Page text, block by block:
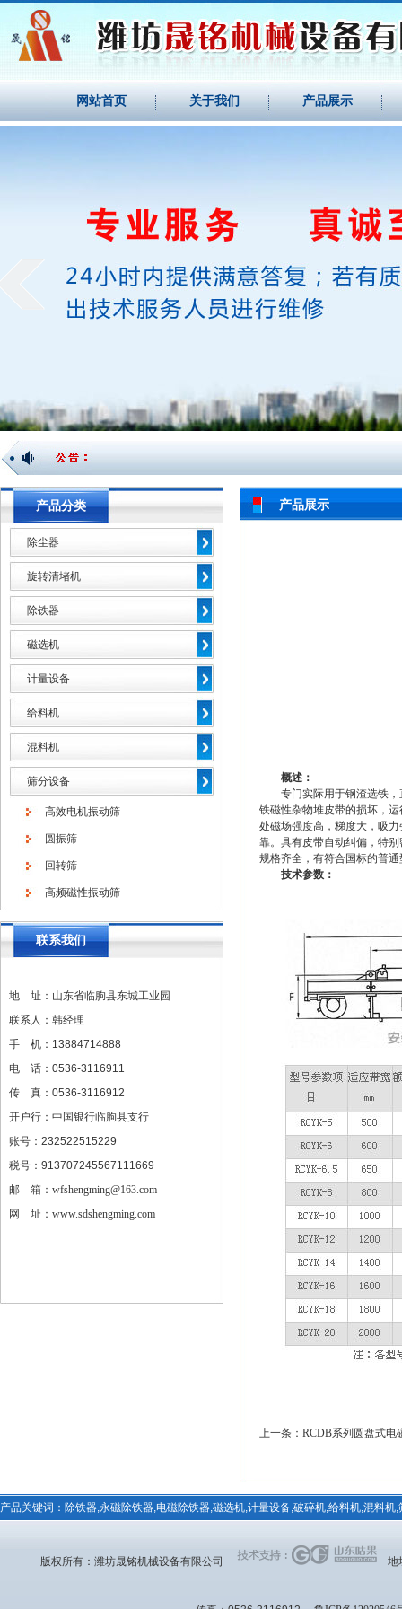
网站首页 关于我们 产品展示
产品分类
除尘器
旋转清堵机
除铁器
磁选机
计量设备
给料机
混料机
筛分设备
高效电机振动筛
圆振筛
回转筛
高频磁性振动筛
联系我们
地 址：山东省临朐县东城工业园
联系人：韩经理
手 机：13884714888
电 话：0536-3116911
传 真：0536-3116912
开户行：中国银行临朐县支行
账号：232522515229
税号：913707245567111669
邮 箱： wfshengming@163.com
网 址： www.sdshengming.com
产品展示
概述：
专门实际用于钢渣选铁，
铁磁性杂物堆皮带的损坏，
处磁场强度高，梯度大，吸
靠。具有皮带自动纠偏，特
规格齐全，有符合国标的普
技术参数：
上一条： RCDB系列圆盘式电
产品关键词：除铁器,永磁除铁器,电磁除铁器,磁选机,计量设备,破碎机,给料机,混料机,
版权所有：潍坊晟铭机械设备有限公司 地